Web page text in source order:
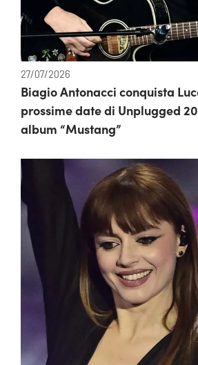
27/07/2026
Biagio Antonacci conquista
prossime date di Unplugged
album “Mustang”